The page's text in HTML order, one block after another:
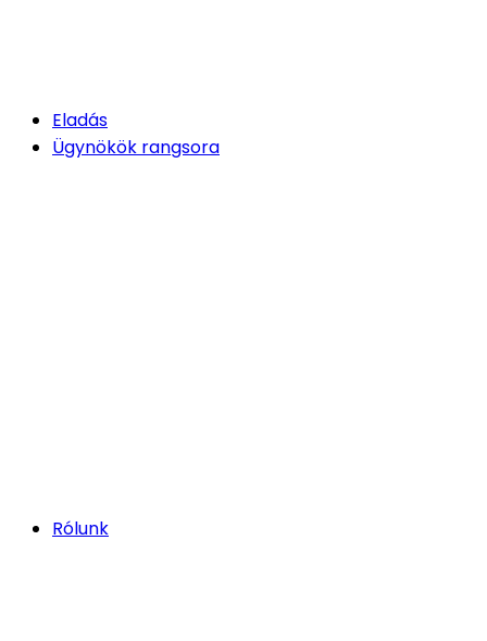
Eladás
Ügynökök rangsora
Rólunk